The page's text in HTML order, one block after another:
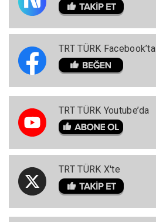
TRT TÜRK Facebook’ta
TRT TÜRK Youtube’da
TRT TÜRK X'te